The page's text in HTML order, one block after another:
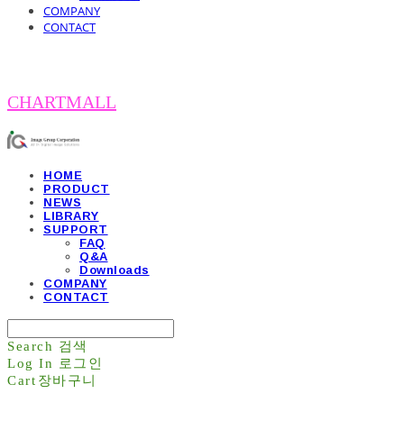
COMPANY
CONTACT
CHARTMALL
HOME
PRODUCT
NEWS
LIBRARY
SUPPORT
FAQ
Q&A
Downloads
COMPANY
CONTACT
Search 검색
Log In
로그인
Cart 장바구니